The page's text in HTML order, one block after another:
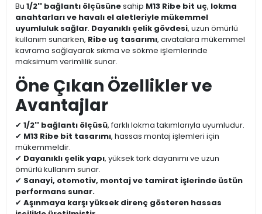
Bu 1/2'' bağlantı ölçüsünesahip M13 Ribe bit uç, lokma
anahtarları ve havalı el aletleriyle mükemmel
uyumluluk sağlar. Dayanıklı çelik gövdesi, uzun ömürlü
kullanım sunarken, Ribe uç tasarımı, cıvatalara mükemmel
kavrama sağlayarak sıkma ve sökme işlemlerinde
maksimum verimlilik sunar.
Öne Çıkan Özellikler ve
Avantajlar
✔ 1/2'' bağlantı ölçüsü, farklı lokma takımlarıyla uyumludur.
✔ M13 Ribe bit tasarımı, hassas montaj işlemleri için
mükemmeldir.
✔ Dayanıklı çelik yapı, yüksek tork dayanımı ve uzun
ömürlü kullanım sunar.
✔ Sanayi, otomotiv, montaj ve tamirat işlerinde üstün
performans sunar.
✔ Aşınmaya karşı yüksek direnç gösteren hassas